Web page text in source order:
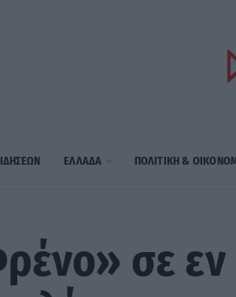
ΕΛΛΑΔΑ ΠΟΛΙΤΙΚΗ &
σε εν